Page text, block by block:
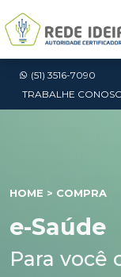
(51) 3516-7090
TRABALHE
HOME > COMPRA
e-Saúde
Para você